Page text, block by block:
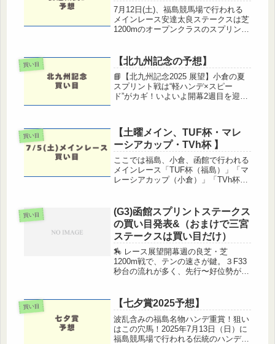
7月12日(土)、福島競馬場で行われる
メインレース安達太良ステークスは芝
1200mのオープンクラスのスプリント
事では、過去の傾向や馬場状態を踏ま
えた予想、注目馬、そして穴馬...
買い目 【北九州記念の予想】
📘【北九州記念2025 展望】小倉の夏
スプリント戦は“軽ハンデ×スピー
ド”がカギ！いよいよ開幕2週目を迎え
な気配です。スピード自慢が集う小倉
1200m戦ということで、今年の...
買い目
【土曜メイン、TUF杯・マレ
ーシアカップ・TVh杯 】
ここでは福島、小倉、函館で行われる
メインレース「TUF杯（福島）」「マ
レーシアカップ（小倉）」「TVh杯
ス・ダート1150m・定量）【傾向】
TUF杯が行われる福島ダート...
買い目
(G3)函館スプリントステークス
の買い目発表&（おまけで三宮
ステークスは買い目だけ）
🏇 レース展望開幕週の良芝・芝
1200m戦で、テンの速さが鍵。３F33
秒台の流れが多く、先行〜好位勢が有
少なさそうですが、洋芝適性は依然重
要。注目馬・軸候補◎ ナムラ...
買い目 【七夕賞2025予想】
波乱含みの福島名物ハンデ重賞！狙い
はこの穴馬！2025年7月13日（日）に
福島競馬場で行われる伝統のハンデ重